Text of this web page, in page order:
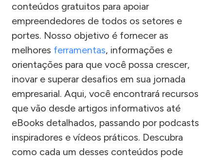
conteúdos gratuitos para apoiar
empreendedores de todos os setores e
portes. Nosso objetivo é fornecer as
melhores ferramentas, informações e
orientações para que você possa crescer,
inovar e superar desafios em sua jornada
empresarial. Aqui, você encontrará recursos
que vão desde artigos informativos até
eBooks detalhados, passando por podcasts
inspiradores e vídeos práticos. Descubra
como cada um desses conteúdos pode